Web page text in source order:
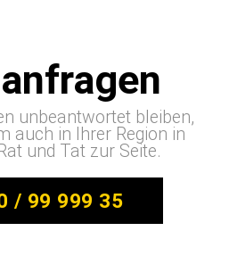
unbeantwortet bleiben,
auch in Ihrer Region in
und Tat zur Seite.
/ 99 999 35